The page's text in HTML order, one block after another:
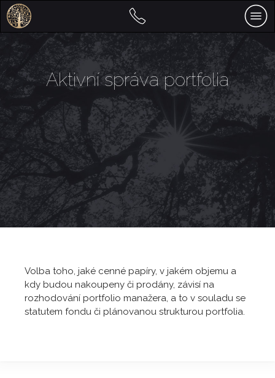
Aktivní správa portfolia
Volba toho, jaké cenné papíry, v jakém objemu a
kdy budou nakoupeny či prodány, závisí na
rozhodování portfolio manažera, a to v souladu se
statutem fondu či plánovanou strukturou portfolia.